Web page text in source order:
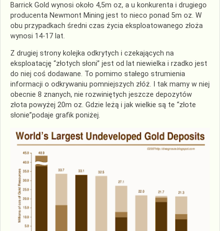
Barrick Gold wynosi około 4,5m oz, a u konkurenta i drugiego
producenta Newmont Mining jest to nieco ponad 5m oz. W
obu przypadkach średni czas życia eksploatowanego złoża
wynosi 14-17 lat.
Z drugiej strony kolejka odkrytych i czekających na
eksploatację “złotych słoni” jest od lat niewielka i rzadko jest
do niej coś dodawane. To pomimo stałego strumienia
informacji o odkrywaniu pomniejszych złóż. I tak mamy w niej
obecnie 8 znanych, nie rozwiniętych jeszcze depozytów
złota powyżej 20m oz. Gdzie leżą i jak wielkie są te “złote
słonie”podaje grafik poniżej.